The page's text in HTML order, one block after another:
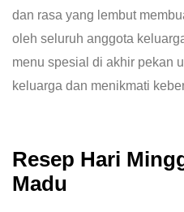
dan rasa yang lembut
oleh seluruh anggota
menu spesial di akhir pekan
keluarga dan menikmati
Resep Hari
Madu